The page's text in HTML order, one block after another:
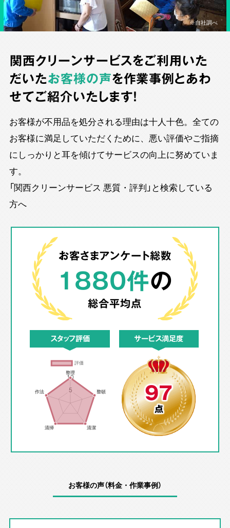
※自社調べ
関西クリーンサービスをご利用いた
だいたお客様の声を作業事例とあわ
せてご紹介いたします！
お客様が不用品を処分される理由は十人十色。全ての
お客様に満足していただくために、悪い評価やご指摘
にしっかりと耳を傾けてサービスの向上に努めていま
す。
「関西クリーンサービス 悪質・評判」と検索している
方へ
お客さまアンケート総数
1880件の
総合平均点
スタッフ評価 サービス満足度
97
点
お客様の声（料金・作業事例）